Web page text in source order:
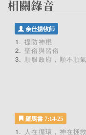
余仕揚牧師
提防神棍
聖俗與習俗
順服政府，順不順
羅馬書 7:14-25
人在循環，神在拯